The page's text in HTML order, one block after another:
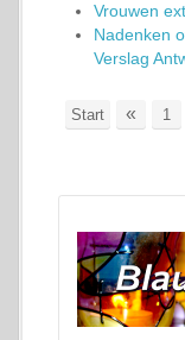
Vrouwen
Nadenken
Verslag
Start « 1